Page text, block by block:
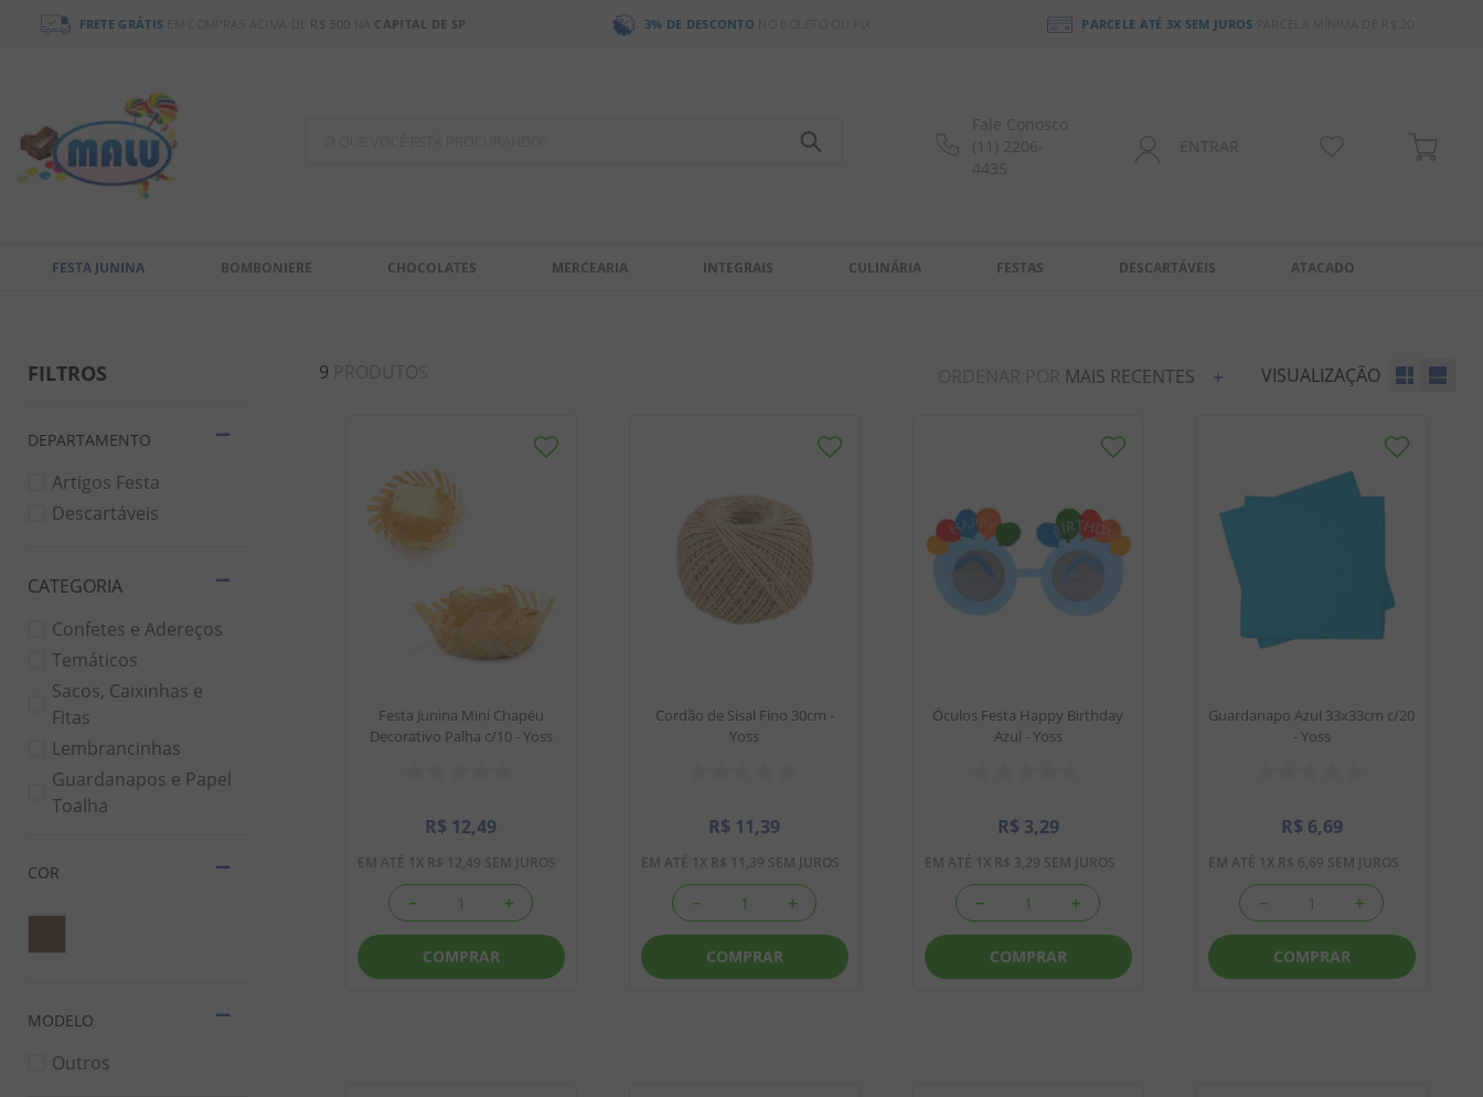
FRETE GRÁTIS EM COMPRAS ACIMA DE R$ 300 CAPITAL DE SP 3% DE DESCONTO PARCELE ATÉ 3X SEM JUROS PARCELA MÍNIMA DE R$ 20
Fale Conosco
(11) 2206-
4435
ENTRAR
FESTA JUNINA BOMBONIERE CHOCOLATES MERCEARIA INTEGRAIS CULINÁRIA FESTAS DESCARTÁVEIS ATACADO
FILTROS
DEPARTAMENTO
Artigos Festa
Descartáveis
Confetes e Adereços
Temáticos
Sacos, Caixinhas e
Fitas
Lembrancinhas
Guardanapos e Papel
Toalha
COR
MODELO
Outros
9 MAIS RECENTES VISUALIZAÇÃO
Festa Junina Mini Chapéu
Decorativo Palha c/10 - Yoss
R$ 12,49
EM ATÉ 1 X R$ 12,49 SEM JUROS
＋
－
COMPRAR
Cordão de Sisal Fino 30cm -
Yoss
R$ 11,39
EM ATÉ 1 X R$ 11 ,39 SEM JUROS
＋
－
COMPRAR
Óculos Festa Happy Birthday
Azul - Yoss
R$ 3,29
EM ATÉ 1 X R$ 3,29 SEM JUROS
＋
－
COMPRAR
Guardanapo Azul 33x33cm c/20
- Yoss
R$ 6,69
EM ATÉ 1 X R$ 6,69 SEM JUROS
＋
－
COMPRAR
TERMOS MAIS BUSCADOS
2º